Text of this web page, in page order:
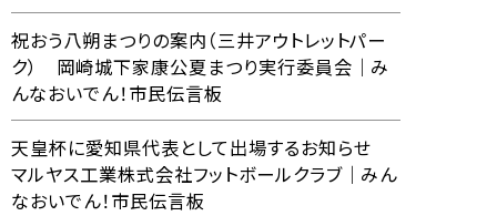
祝おう八朔まつりの案内（三井アウトレットパー
ク） 岡崎城下家康公夏まつり実行委員会｜み
んなおいでん！市民伝言板
天皇杯に愛知県代表として出場するお知らせ
マルヤス工業株式会社フットボールクラブ｜みん
なおいでん！市民伝言板